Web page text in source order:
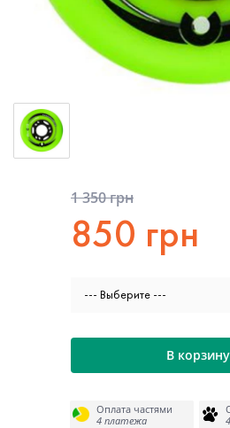
1 350 грн
850 грн
--- Выберите ---
В корзину
Оплата частями
4 платежа